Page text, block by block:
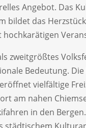
Angebot. Das
bildet das
zweitgrößtes
Bedeutung. Die
vielfältige
am nahen
in den